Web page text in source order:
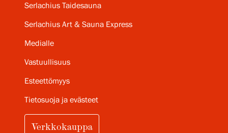
Serlachius Taidesauna
Serlachius Art & Sauna Express
Medialle
Vastuullisuus
Esteettömyys
Tietosuoja ja evästeet
Verkkokauppa